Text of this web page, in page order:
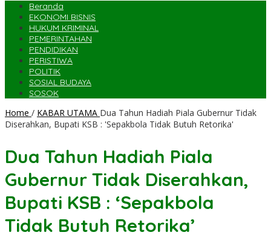
Beranda
EKONOMI BISNIS
HUKUM KRIMINAL
PEMERINTAHAN
PENDIDIKAN
PERISTIWA
POLITIK
SOSIAL BUDAYA
SOSOK
Home / KABAR UTAMA Dua Tahun Hadiah Piala Gubernur Tidak
Diserahkan, Bupati KSB : 'Sepakbola Tidak Butuh Retorika'
Dua Tahun Hadiah Piala
Gubernur Tidak Diserahkan,
Bupati KSB : ‘Sepakbola
Tidak Butuh Retorika’